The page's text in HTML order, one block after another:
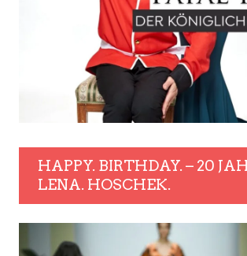
HAPPY. BIRTHDAY. – 20
LENA. HOSCHEK.